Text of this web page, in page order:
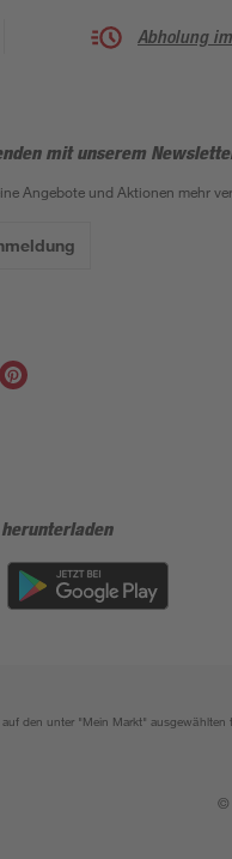
Abholung
mit unserem
Angebote und Aktionen mehr
den unter "Mein Markt"
©